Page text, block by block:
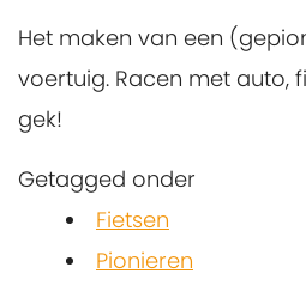
Het maken van een
voertuig. Racen met auto,
gek!
Getagged onder
Fietsen
Pionieren